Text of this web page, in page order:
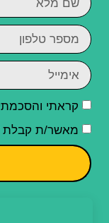
קראתי
מאשר/ת קבלת